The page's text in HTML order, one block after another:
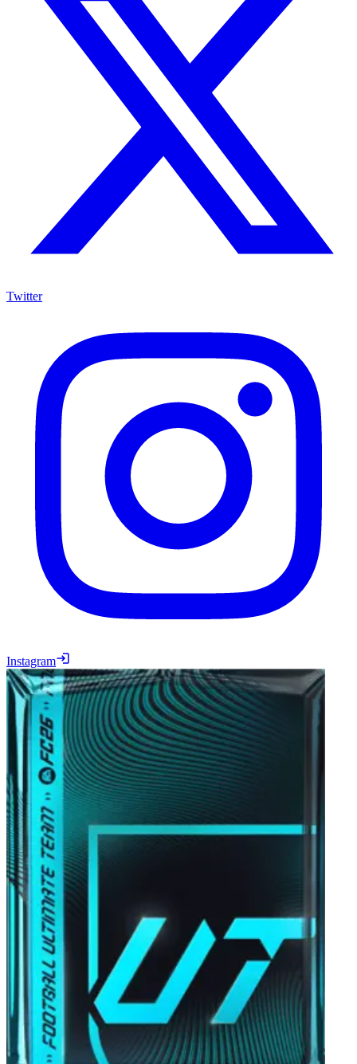
Twitter
Instagram